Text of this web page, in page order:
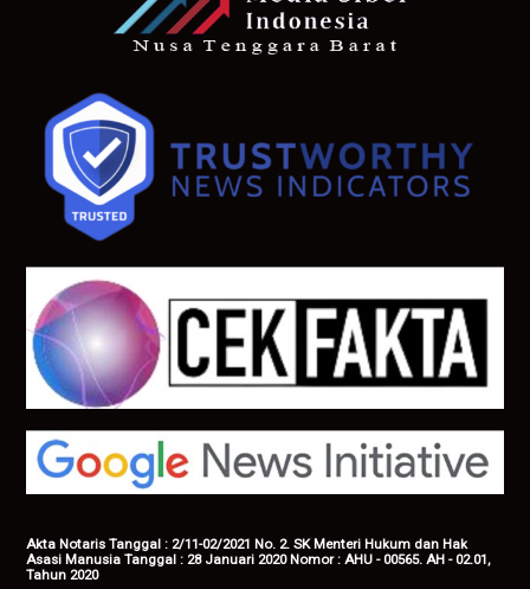
Akta Notaris Tanggal : 2/11-02/2021 No. 2. SK Menteri Hukum dan Hak
Asasi Manusia Tanggal : 28 Januari 2020 Nomor : AHU - 00565. AH - 02.01,
Tahun 2020